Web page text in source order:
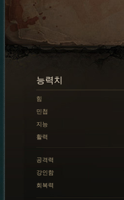
능력치
힘
민첩
지능
활력
공격력
강인함
회복력